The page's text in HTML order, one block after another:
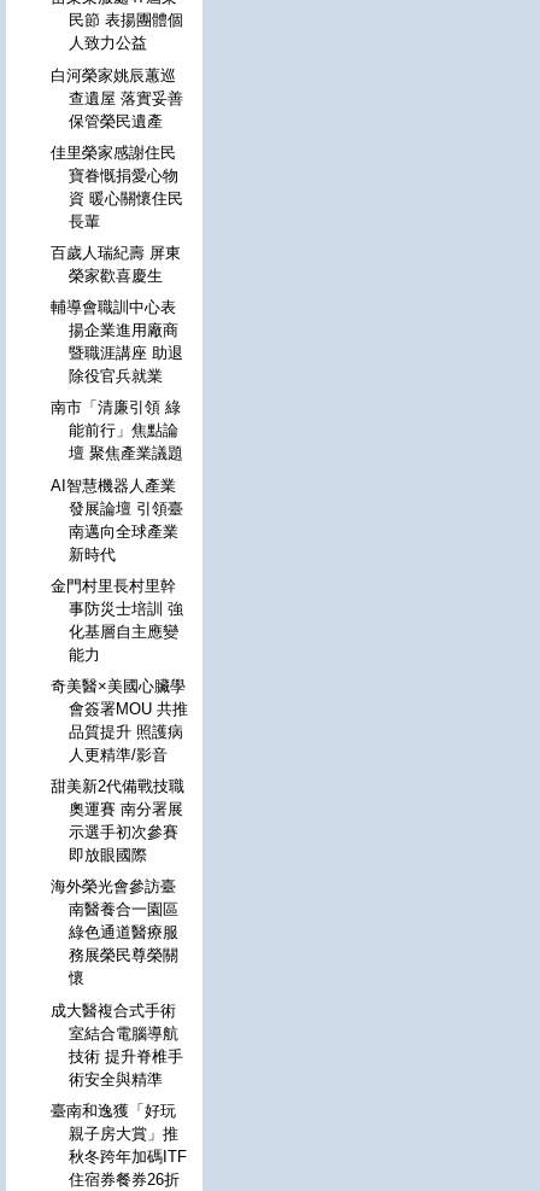
民節 表揚團體個
人致力公益
白河榮家姚辰蕙巡
查遺屋 落實妥善
保管榮民遺產
佳里榮家感謝住民
寶眷慨捐愛心物
資 暖心關懷住民
長輩
百歲人瑞紀壽 屏東
榮家歡喜慶生
輔導會職訓中心表
揚企業進用廠商
暨職涯講座 助退
除役官兵就業
南市「清廉引領 綠
能前行」焦點論
壇 聚焦產業議題
AI智慧機器人產業
發展論壇 引領臺
南邁向全球產業
新時代
金門村里長村里幹
事防災士培訓 強
化基層自主應變
能力
奇美醫×美國心臟學
會簽署MOU 共推
品質提升 照護病
人更精準/影音
甜美新2代備戰技職
奧運賽 南分署展
示選手初次參賽
即放眼國際
海外榮光會參訪臺
南醫養合一園區
綠色通道醫療服
務展榮民尊榮關
懷
成大醫複合式手術
室結合電腦導航
技術 提升脊椎手
術安全與精準
臺南和逸獲「好玩
親子房大賞」推
秋冬跨年加碼ITF
住宿券餐券26折